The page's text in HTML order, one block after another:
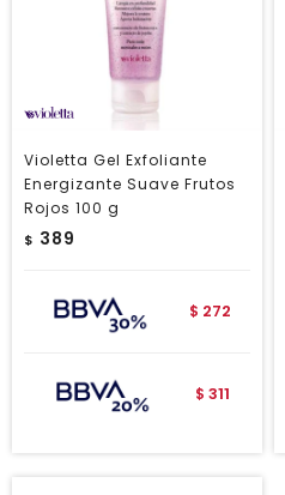
Violetta Gel Exfoliante
Energizante Suave Frutos
Rojos 100 g
$ 389
$ 272
$ 311